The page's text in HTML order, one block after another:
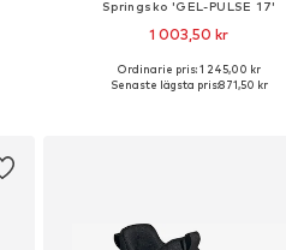
Springsko 'GEL-PULSE 17'
1 003,50 kr
+1
Tillgänglig i många storlekar
Ordinarie pris: 1 245,00 kr
Senaste lägsta pris:871,50 kr